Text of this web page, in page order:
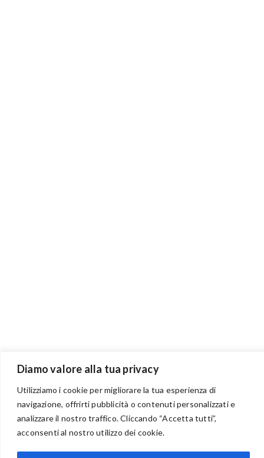
Diamo valore alla tua privacy
Utilizziamo i cookie per migliorare la tua esperienza di
navigazione, offrirti pubblicità o contenuti personalizzati e
analizzare il nostro traffico. Cliccando “Accetta tutti”,
acconsenti al nostro utilizzo dei cookie.
BENVENUTI NEL PORTALE RIVENDITORI